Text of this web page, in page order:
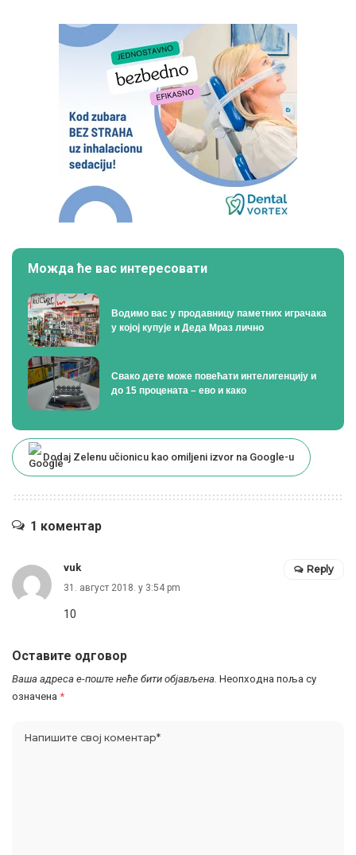
Можда ће вас интересовати
Водимо вас у продавницу паметних играчака
у којој купује и Деда Мраз лично
Свако дете може повећати интелигенцију и
до 15 процената – ево и како
Dodaj Zelenu učionicu kao omiljeni izvor na Google-u
1 коментар
vuk
31. август 2018. у 3:54 pm
10
Reply
Оставите одговор
Ваша адреса е-поште неће бити објављена. Неопходна поља су
означена *